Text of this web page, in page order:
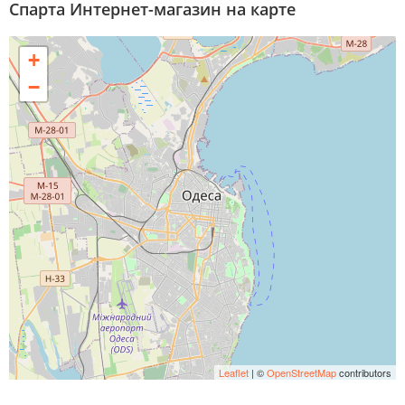
Спарта Интернет-магазин на карте
+
−
Leaflet | ©OpenStreetMapcontributors